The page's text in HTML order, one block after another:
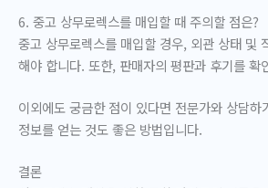
6. 중고 상무로렉스를 매입할 때 주의할 점은?
중고 상무로렉스를 매입할 경우, 외관 상태 및
해야 합니다. 또한, 판매자의 평판과 후기를 확
이외에도 궁금한 점이 있다면 전문가와 상담하
정보를 얻는 것도 좋은 방법입니다.
결론